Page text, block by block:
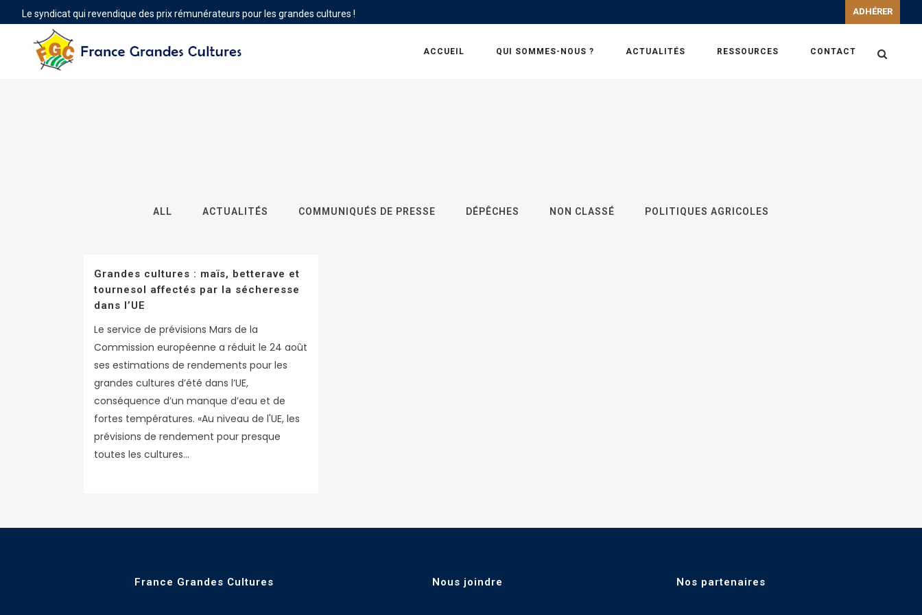
Le syndicat qui revendique des prix rémunérateurs pour les grandes cultures ! ADHÉRER
ACCUEIL QUI SOMMES-NOUS ? ACTUALITÉS RESSOURCES CONTACT
ALL ACTUALITÉS COMMUNIQUÉS DE PRESSE DÉPÊCHES NON CLASSÉ POLITIQUES AGRICOLES
Grandes cultures : maïs, betterave et
tournesol affectés par la sécheresse
dans l’UE
Le service de prévisions Mars de la
Commission européenne a réduit le 24 août
ses estimations de rendements pour les
grandes cultures d’été dans l’UE,
conséquence d’un manque d’eau et de
fortes températures. «Au niveau de l'UE, les
prévisions de rendement pour presque
toutes les cultures...
France Grandes Cultures Nous joindre Nos partenaires